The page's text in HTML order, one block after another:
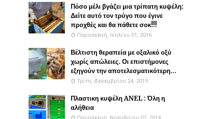
Πόσο μέλι βγάζει μια τρίπατη κυψέλη:
Δείτε αυτό τον τρύγο που έγινε
προχθές και θα πάθετε σοκ!!!
Παρασκευή, Ιουλίου 01, 2016
Βέλτιστη θεραπεία με οξαλικό οξύ
χωρίς απώλειες. Οι επιστήμονες
εξηγούν την αποτελεσματικότερη...
Τρίτη, Δεκεμβρίου 24, 2019
Πλαστικη κυψέλη ANEL : Όλη η
αλήθεια
Παρασκευή, Νοεμβρίου 07, 2014